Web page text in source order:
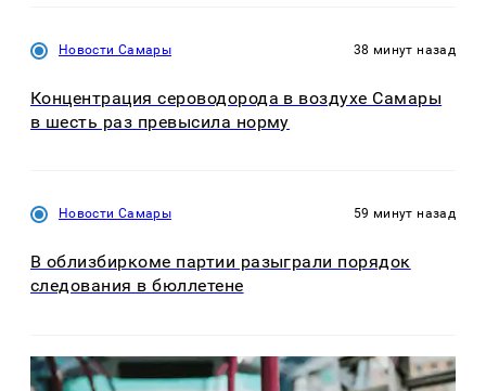
Новости Самары 38 минут назад
Концентрация сероводорода в воздухе Самары
в шесть раз превысила норму
Новости Самары 59 минут назад
В облизбиркоме партии разыграли порядок
следования в бюллетене